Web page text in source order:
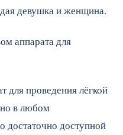
девушка и женщина.
аппарата для
для проведения лёгкой
в любом
достаточно доступной